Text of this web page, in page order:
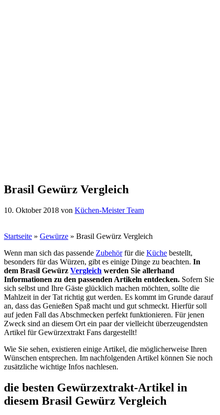
Brasil Gewürz Vergleich
10. Oktober 2018 von Küchen-Meister Team
Startseite » Gewürze » Brasil Gewürz Vergleich
Wenn man sich das passende Zubehörfür die Küche bestellt,
besonders für das Würzen, gibt es einige Dinge zu beachten. In
dem Brasil Gewürz Vergleich werden Sie allerhand
Informationen zu den passenden Artikeln entdecken. Sofern Sie
sich selbst und Ihre Gäste glücklich machen möchten, sollte die
Mahlzeit in der Tat richtig gut werden. Es kommt im Grunde darauf
an, dass das Genießen Spaß macht und gut schmeckt. Hierfür soll
auf jeden Fall das Abschmecken perfekt funktionieren. Für jenen
Zweck sind an diesem Ort ein paar der vielleicht überzeugendsten
Artikel für Gewürzextrakt Fans dargestellt!
Wie Sie sehen, existieren einige Artikel, die möglicherweise Ihren
Wünschen entsprechen. Im nachfolgenden Artikel können Sie noch
zusätzliche wichtige Infos nachlesen.
die besten Gewürzextrakt-Artikel in
diesem Brasil Gewürz Vergleich